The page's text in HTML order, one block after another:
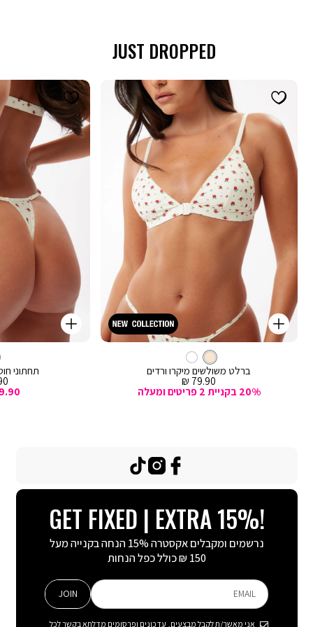
JUST DROPPED
קנייה
מהירה
צבע
קרם
ברלט משולשים מיקרו ורדים
מחיר
מכירה
79.90 ₪
20% בקניית 2 פריטים ומעלה
ברלט
קנייה
מהירה
תחתוני
₪
GET FIXED | EXTRA 15%!
נרשמים ומקבלים אקסטרה 15% הנחה בקנייה מעל
150 ₪ כולל כפל הנחות
EMAIL
אני מאשר/ת לקבל מבצעים, עדכונים ופרסומים מדלתא בקשר לכל
JOIN